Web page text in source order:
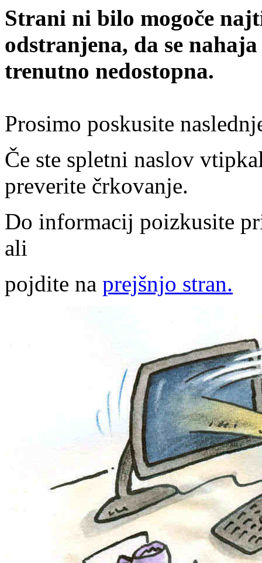
Strani ni bilo mogoče
odstranjena, da se
trenutno nedostopna.
Prosimo poskusite
Če ste spletni naslov
preverite črkovanje.
Do informacij poizkusite
ali
pojdite na prejšnjo stran.